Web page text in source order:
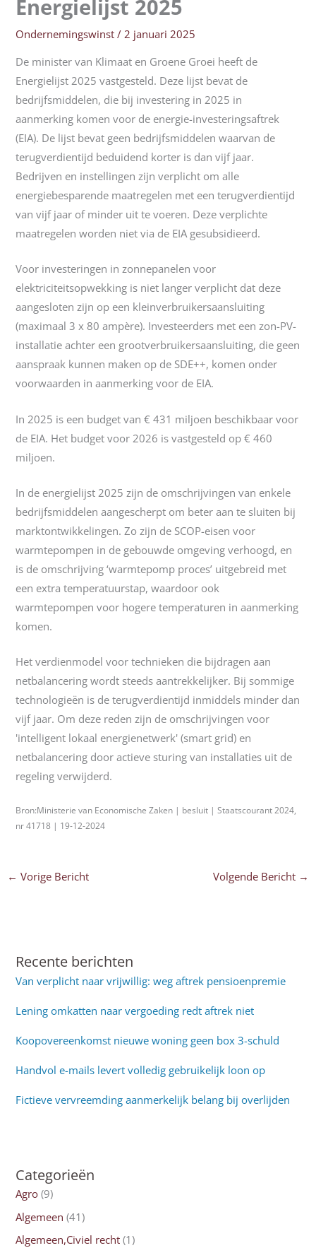
Energielijst 2025
Ondernemingswinst /2 januari 2025
De minister van Klimaat en Groene Groei heeft de
Energielijst 2025 vastgesteld. Deze lijst bevat de
bedrijfsmiddelen, die bij investering in 2025 in
aanmerking komen voor de energie-investeringsaftrek
(EIA). De lijst bevat geen bedrijfsmiddelen waarvan de
terugverdientijd beduidend korter is dan vijf jaar.
Bedrijven en instellingen zijn verplicht om alle
energiebesparende maatregelen met een terugverdientijd
van vijf jaar of minder uit te voeren. Deze verplichte
maatregelen worden niet via de EIA gesubsidieerd.
Voor investeringen in zonnepanelen voor
elektriciteitsopwekking is niet langer verplicht dat deze
aangesloten zijn op een kleinverbruikersaansluiting
(maximaal 3 x 80 ampère). Investeerders met een zon-PV-
installatie achter een grootverbruikersaansluiting, die geen
aanspraak kunnen maken op de SDE++, komen onder
voorwaarden in aanmerking voor de EIA.
In 2025 is een budget van € 431 miljoen beschikbaar voor
de EIA. Het budget voor 2026 is vastgesteld op € 460
miljoen.
In de energielijst 2025 zijn de omschrijvingen van enkele
bedrijfsmiddelen aangescherpt om beter aan te sluiten bij
marktontwikkelingen. Zo zijn de SCOP-eisen voor
warmtepompen in de gebouwde omgeving verhoogd, en
is de omschrijving ‘warmtepomp proces’ uitgebreid met
een extra temperatuurstap, waardoor ook
warmtepompen voor hogere temperaturen in aanmerking
komen.
Het verdienmodel voor technieken die bijdragen aan
netbalancering wordt steeds aantrekkelijker. Bij sommige
technologieën is de terugverdientijd inmiddels minder dan
vijf jaar. Om deze reden zijn de omschrijvingen voor
'intelligent lokaal energienetwerk' (smart grid) en
netbalancering door actieve sturing van installaties uit de
regeling verwijderd.
Bron:Ministerie van Economische Zaken | besluit | Staatscourant 2024,
nr 41718 | 19-12-2024
← Vorige Bericht Volgende Bericht →
Recente berichten
Van verplicht naar vrijwillig: weg aftrek pensioenpremie
Lening omkatten naar vergoeding redt aftrek niet
Koopovereenkomst nieuwe woning geen box 3-schuld
Handvol e-mails levert volledig gebruikelijk loon op
Fictieve vervreemding aanmerkelijk belang bij overlijden
Categorieën
Agro (9)
Algemeen (41)
Algemeen,Civiel recht (1)